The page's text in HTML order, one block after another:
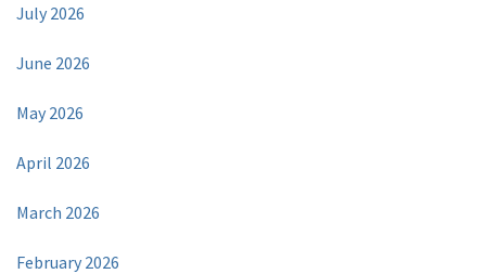
July 2026
June 2026
May 2026
April 2026
March 2026
February 2026